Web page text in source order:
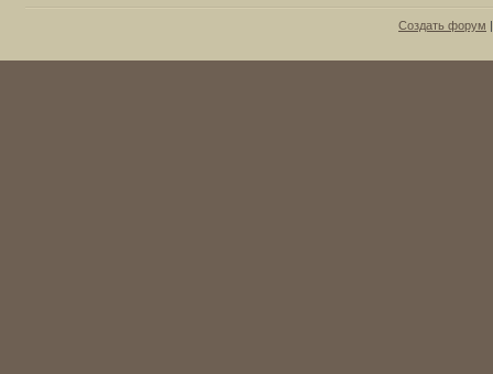
Создать форум